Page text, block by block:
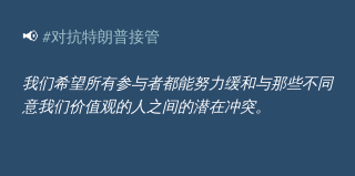
📢 #对抗特朗普接管
我们希望所有参与者都能努力缓和与那些不同
意我们价值观的人之间的潜在冲突。